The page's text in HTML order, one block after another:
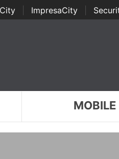
ImpresaCity
MOBILE